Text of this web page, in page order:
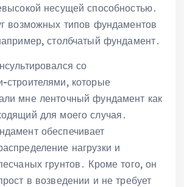
несущей способностью․
возможных типов фундаментов
столбчатый фундамент․
со
строителями, которые
мне ленточный фундамент как
для моего случая․
обеспечивает
нагрузки и
грунтов․ Кроме того, он
в возведении и не требует